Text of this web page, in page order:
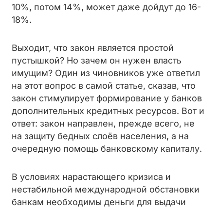
10%, потом 14%, может даже дойдут до 16-
18%.
Выходит, что закон является простой
пустышкой? Но зачем он нужен власть
имущим? Один из чиновников уже ответил
на этот вопрос в самой статье, сказав, что
закон стимулирует формирование у банков
дополнительных кредитных ресурсов. Вот и
ответ: закон направлен, прежде всего, не
на защиту бедных слоёв населения, а на
очередную помощь банковскому капиталу.
В условиях нарастающего кризиса и
нестабильной международной обстановки
банкам необходимы деньги для выдачи